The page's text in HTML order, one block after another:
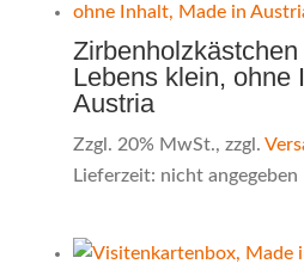
Lebens klein, ohne
Austria
Zzgl. 20% MwSt., zzgl.
Lieferzeit: nicht angegeben